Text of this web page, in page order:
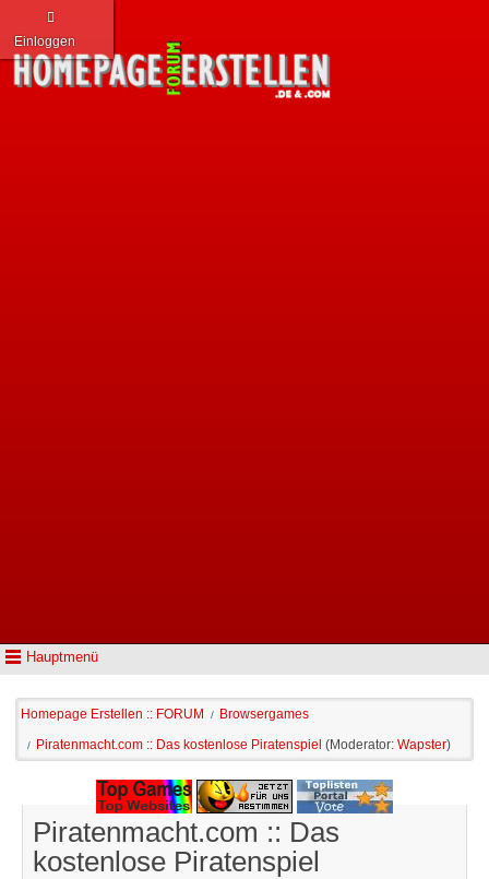
Hauptmenü
Einloggen
Homepage Erstellen :: FORUM / Browsergames
/ Piratenmacht.com :: Das kostenlose Piratenspiel (Moderator: Wapster)
Piratenmacht.com :: Das
kostenlose Piratenspiel